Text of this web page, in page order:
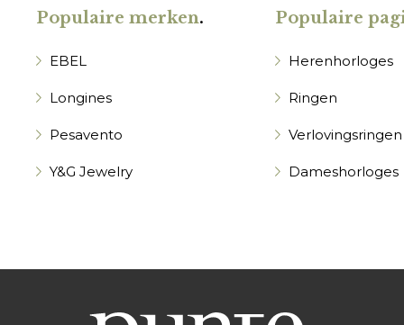
Populaire merken.
EBEL
Longines
Pesavento
Y&G Jewelry
Populaire
Herenhorloges
Ringen
Verlovingsringen
Dameshorloges